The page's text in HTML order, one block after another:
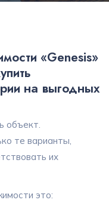
«Genesis»
на выгодных
объект.
те варианты,
их
это: